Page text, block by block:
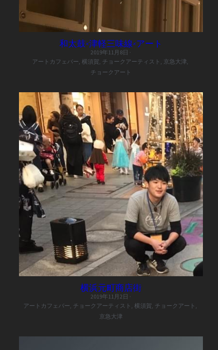
和太鼓×津軽三味線×アート
2019年11月8日 ·
アートカフェバー, 横須賀, チョークアーティスト, 京急大津,
チョークアート
横浜元町商店街
2019年11月2日 ·
アートカフェバー, チョークアーティスト, 横須賀, チョークアート,
京急大津